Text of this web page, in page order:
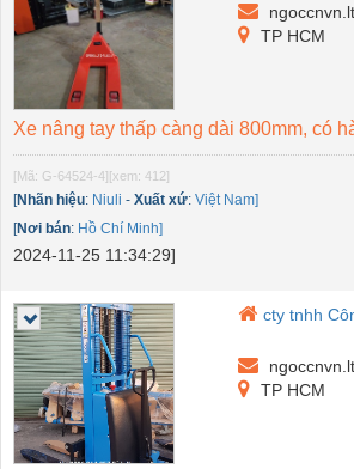
TP HCM
Xe nâng tay thấp càng dài 800mm, có
[Mã: G-64524-4][xem: 412]
[Nhãn hiệu: Niuli - Xuất xứ: Việt Nam]
[Nơi bán: Hồ Chí Minh]
2024-11-25 11:34:29]
cty tnhh
TP HCM